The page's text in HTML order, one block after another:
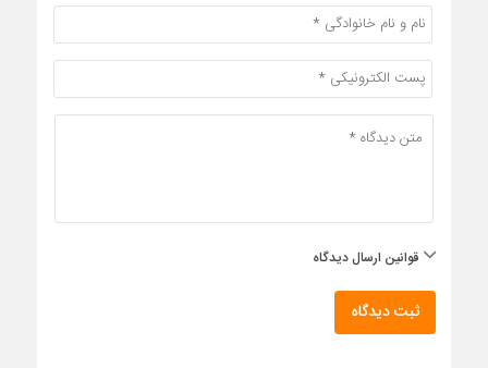
قوانین ارسال دیدگاه
ثبت دیدگاه